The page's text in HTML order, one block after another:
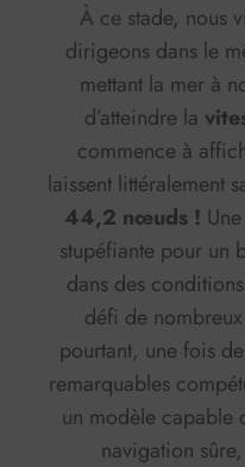
À ce stade, nous
dirigeons dans le
mettant la mer à
d’atteindre la
commence à
laissent
44,2 nœuds !
stupéfiante pour un
dans des
défi de
pourtant, une fois
remarquables
un modèle capable
navigation